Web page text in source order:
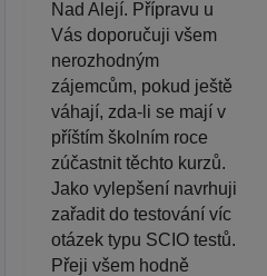
Nad Alejí. Přípravu u
Vás doporučuji všem
nerozhodným
zájemcům, pokud ještě
váhají, zda-li se mají v
příštím školním roce
zúčastnit těchto kurzů.
Jako vylepšení navrhuji
zařadit do testování víc
otázek typu SCIO testů.
Přeji všem hodně